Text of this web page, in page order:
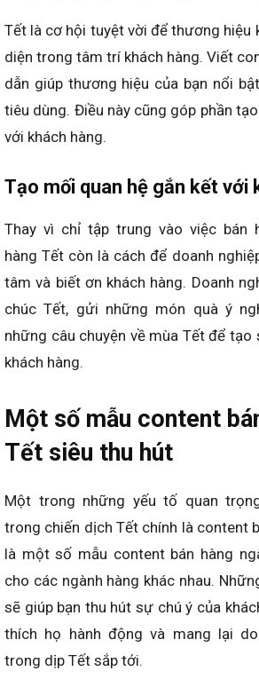
Tết là cơ hội tuyệt vời để thương hiệu
diện trong tâm trí khách hàng. Viết
dẫn giúp thương hiệu của bạn nổi
tiêu dùng. Điều này cũng góp phần
với khách hàng.
Tạo mối quan hệ gắn kết với
Thay vì chỉ tập trung vào việc bán
hàng Tết còn là cách để doanh
tâm và biết ơn khách hàng. Doanh
chúc Tết, gửi những món quà ý
những câu chuyện về mùa Tết để tạo
khách hàng.
Một số mẫu content
Tết siêu thu hút
Một trong những yếu tố quan
trong chiến dịch Tết chính là content
là một số mẫu content bán hàng
cho các ngành hàng khác nhau.
sẽ giúp bạn thu hút sự chú ý của
thích họ hành động và mang lại
trong dịp Tết sắp tới.